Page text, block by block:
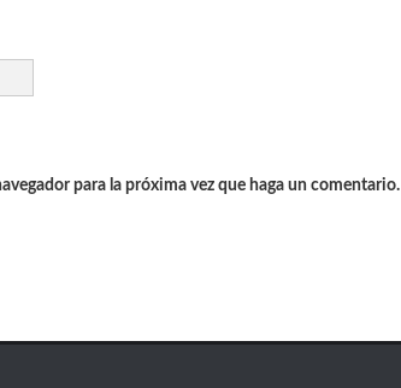
para la próxima vez que haga un comentario.